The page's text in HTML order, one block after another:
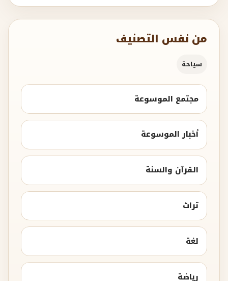
من نفس التصنيف
سياحة
مجتمع الموسوعة
أخبار الموسوعة
القرآن والسنة
تراث
لغة
رياضة